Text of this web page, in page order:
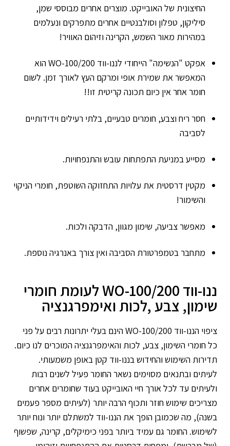
החיצונית של האובייקט. מוצרים אחרים מבוססי שמן,
סיליקון, טפלון וסולבנטיים אחרים מתפרקים ונעלמים
במהירות מאור השמש, הקרינה וזיהום האוויר!
אפקט "הנשימה" הייחודי לננו-ווד WO-100/200 הוא
המאפשר את שמירת אופי ומרקם העץ לאורך זמן. לשום
חומר אחר אין כיום תכונה קריטית זו!!
חסר ריח וצבע, חומרים טבעיים, בלתי רעילים וידידותיים
לסביבה
מסייע במניעת התפתחות עובש והתנפחויות.
מקטין דרסטית את עלויות התחזוקה השוטפת, חומרי הניקוי
והשימור!
מאפשר צביעה, שימון מגוון, הדבקה ולכות.
מתחבר בטמפרטורת הסביבה ואין צורך באנרגיה נוספת.
ננו-ווד WO-100/200 לעומת חומרי
שימון, צבע ,לכות ואימפרגנציה
ציפוי הננו-ווד WO-100/200 הינם בעלי יתרונות רבים על פני
כל חומרי השימון, צבע, לכות והאימפרגנציה המוכרים לנו כיום.
תדירות השימוש והחידוש בננו-ווד קטן באופן משמעותי.
לעיתים ובתנאים מסוימים נשאר החומר פעיל לשנים רבות
ולעיתים עד לכל אורך חיי האובייקט בעוד שחומרים אחרים
מצריכים שימוש חוזר ותכוף הרבה יותר (לעיתים מספר פעמים
בשנה), מה שכמובן הופך את הננו-ווד למשתלם יותר ונוח יותר
לשימוש. החומר גם עמיד ביותר בפני כימיקלים, קרינה, שפשוף